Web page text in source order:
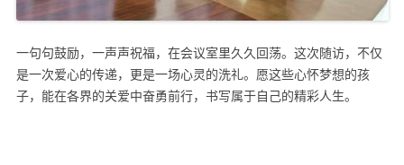
一句句鼓励，一声声祝福，在会议室里久久回荡。这次随访，不仅
是一次爱心的传递，更是一场心灵的洗礼。愿这些心怀梦想的孩
子，能在各界的关爱中奋勇前行，书写属于自己的精彩人生。